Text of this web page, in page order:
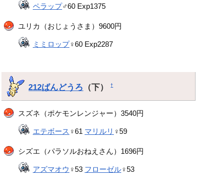
ペラップ♂60 Exp1375
ユリカ（おじょうさま）9600円
ミミロップ♀60 Exp2287
212ばんどうろ （下）†
スズネ（ポケモンレンジャー）3540円
エテボース ♀61 マリルリ ♀59
シズエ（パラソルおねえさん）1696円
アズマオウ ♀53 フローゼル♀53